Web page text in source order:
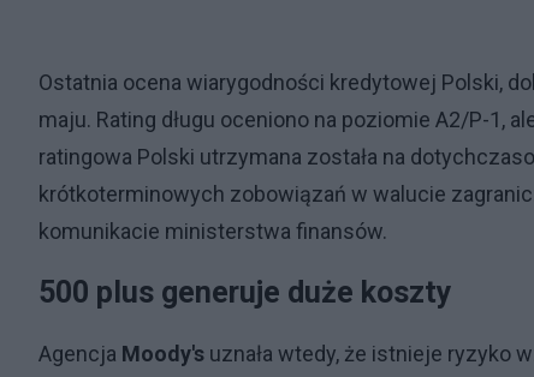
Ostatnia ocena wiarygodności kredytowej Polski,
maju. Rating długu oceniono na poziomie A2/P-1,
ratingowa Polski utrzymana została na
krótkoterminowych zobowiązań w walucie
komunikacie ministerstwa finansów.
500 plus generuje duże koszty
Agencja Moody's uznała wtedy, że istnieje ryzyko